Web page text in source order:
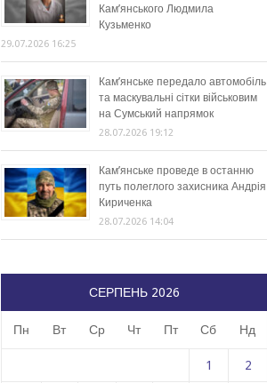
Кам’янського Людмила
Кузьменко
29.07.2026 16:25
Кам’янське передало автомобіль
та маскувальні сітки військовим
на Сумський напрямок
28.07.2026 19:12
Кам’янське проведе в останню
путь полеглого захисника Андрія
Кириченка
28.07.2026 14:04
СЕРПЕНЬ 2026
Пн Вт Ср Чт Пт Сб Нд
1 2